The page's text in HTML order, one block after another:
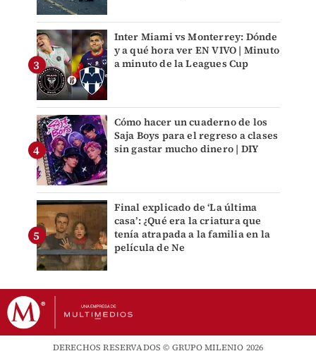
Inter Miami vs Monterrey: Dónde
y a qué hora ver EN VIVO | Minuto
a minuto de la Leagues Cup
Cómo hacer un cuaderno de los
Saja Boys para el regreso a clases
sin gastar mucho dinero | DIY
Final explicado de ‘La última
casa’: ¿Qué era la criatura que
tenía atrapada a la familia en la
película de Ne
DERECHOS RESERVADOS © GRUPO MILENIO 2026